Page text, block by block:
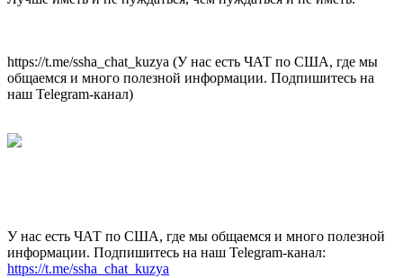
https://t.me/ssha_chat_kuzya (У нас есть ЧАТ по США, где мы
общаемся и много полезной информации. Подпишитесь на
наш Telegram-канал)
У нас есть ЧАТ по США, где мы общаемся и много полезной
информации. Подпишитесь на наш Telegram-канал:
https://t.me/ssha_chat_kuzya